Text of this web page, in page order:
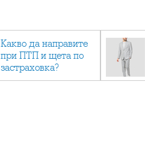
Какво да направите
при ПТП и щета по
застраховка?